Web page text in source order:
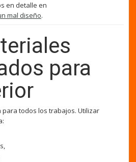
en detalle en
mal diseño.
para
todos los trabajos. Utilizar